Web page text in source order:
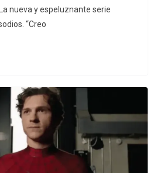
nueva y espeluznante serie
“Creo